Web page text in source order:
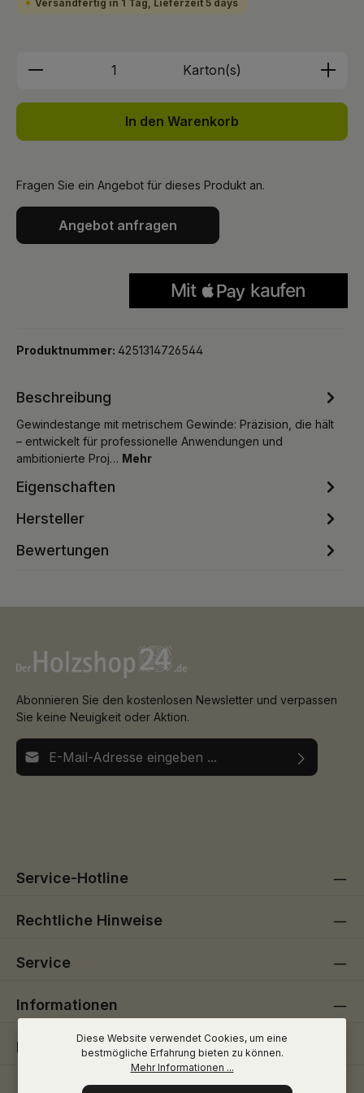
Versandfertig in 1 Tag, Lieferzeit 5 days
Produkt Anzahl: Gib den
Karton(s)
In den Warenkorb
Fragen Sie ein Angebot für dieses Produkt an.
Angebot anfragen
Produktnummer: 4251314726544
Beschreibung
Gewindestange mit metrischem Gewinde: Präzision, die hält
– entwickelt für professionelle Anwendungen und
ambitionierte Proj… Mehr
Eigenschaften
Hersteller
Bewertungen
Abonnieren Sie den kostenlosen Newsletter und verpassen
Sie keine Neuigkeit oder Aktion.
E-Mail-Adresse*
Service-Hotline
Rechtliche Hinweise
Service
Informationen
Folge uns
Diese Website verwendet Cookies, um eine
bestmögliche Erfahrung bieten zu können.
Mehr Informationen ...